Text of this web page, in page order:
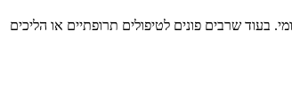
בעוד שרבים פונים לטיפולים תרופתיים או הליכים